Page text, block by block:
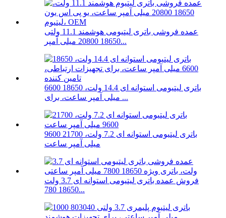
عمده فروشی باتری لیتیومی هوشمند 11.1 ولتی
18650 20800 میلی آمپر...
باتری لیتیومی استوانه ای 14.4 ولت، 18650 6600
میلی آمپر ساعت، برای ...
باتری لیتیومی استوانه ای 7.2 ولت، 21700 9600
میلی آمپر ساعت
فروش عمده باتری لیتیومی استوانه ای 3.7 ولت
18650 780...